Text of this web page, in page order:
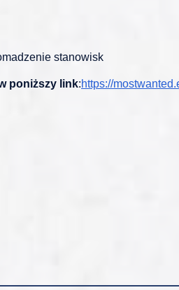
stanowisk
poniższy link:https://